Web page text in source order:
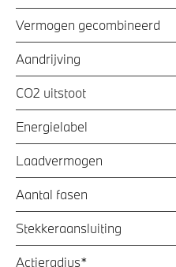
Vermogen gecombineerd
Aandrijving
CO2 uitstoot
Energielabel
Laadvermogen
Aantal fasen
Stekkeraansluiting
Actieradius*